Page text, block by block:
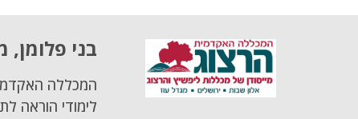
בני
המכללה
לימודי הוראה